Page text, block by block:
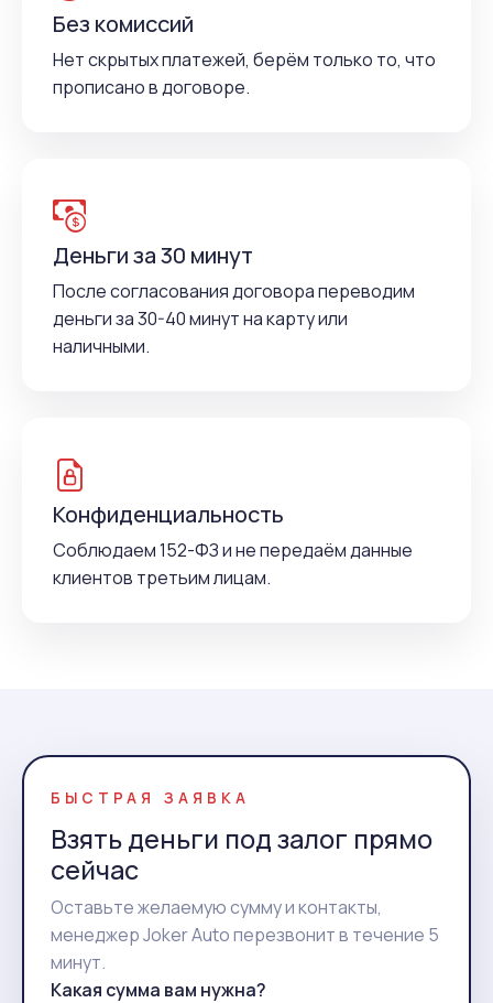
Без комиссий
Нет скрытых платежей, берём только то, что
прописано в договоре.
Деньги за 30 минут
После согласования договора переводим
деньги за 30-40 минут на карту или
наличными.
Конфиденциальность
Соблюдаем 152-ФЗ и не передаём данные
клиентов третьим лицам.
БЫСТРАЯ ЗАЯВКА
Взять деньги под залог прямо
сейчас
Оставьте желаемую сумму и контакты,
менеджер Joker Auto перезвонит в течение 5
минут.
Какая сумма вам нужна?